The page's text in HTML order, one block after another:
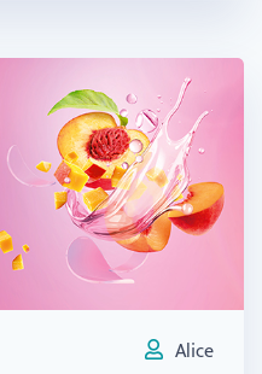
Alice